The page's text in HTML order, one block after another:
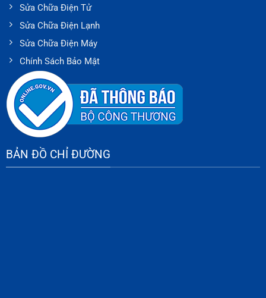
Sửa Chữa Điện Tử
Sửa Chữa Điện Lạnh
Sửa Chữa Điện Máy
Chính Sách Bảo Mật
BẢN ĐỒ CHỈ ĐƯỜNG